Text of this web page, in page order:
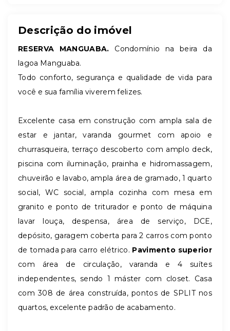
Descrição do imóvel
RESERVA MANGUABA. Condomínio na beira da
lagoa Manguaba.
Todo conforto, segurança e qualidade de vida para
você e sua família viverem felizes.
Excelente casa em construção com ampla sala de
estar e jantar, varanda gourmet com apoio e
churrasqueira, terraço descoberto com amplo deck,
piscina com iluminação, prainha e hidromassagem,
chuveirão e lavabo, ampla área de gramado, 1 quarto
social, WC social, ampla cozinha com mesa em
granito e ponto de triturador e ponto de máquina
lavar louça, despensa, área de serviço, DCE,
depósito, garagem coberta para 2 carros com ponto
de tomada para carro elétrico. Pavimento superior
com área de circulação, varanda e 4 suítes
independentes, sendo 1 máster com closet. Casa
com 308 de área construída, pontos de SPLIT nos
quartos, excelente padrão de acabamento.